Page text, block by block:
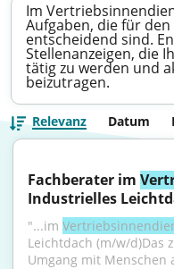
Im
Aufgaben, die für
entscheidend sind.
Stellenanzeigen, die
tätig zu werden und
beizutragen.
Relevanz Datum
Fachberater im
Industrielles
"...im
Leichtdach (m/w/d)Das
Umgang mit Menschen